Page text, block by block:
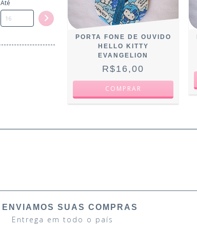
Até
PORTA FONE DE OUVIDO
HELLO KITTY
EVANGELION
R$16,00
ENVIAMOS SUAS COMPRAS
Entrega em todo o país